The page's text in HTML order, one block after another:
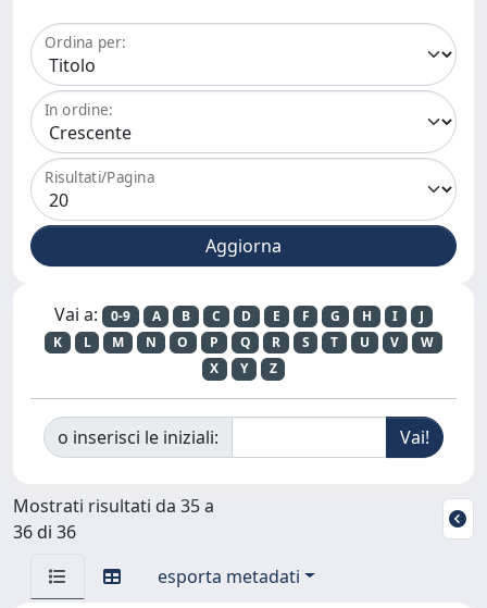
Ordina per:
In ordine:
Risultati/Pagina
Vai a: 0-9 A B C D E F G H I
J
K
L M N O P Q R S T U V
W
X
Y Z
o inserisci le iniziali:
Mostrati risultati da 35 a
36 di 36
esporta metadati